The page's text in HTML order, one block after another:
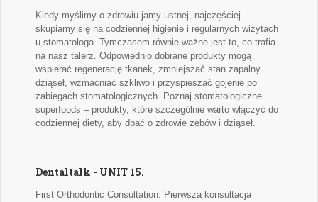
Kiedy myślimy o zdrowiu jamy ustnej, najczęściej
skupiamy się na codziennej higienie i regularnych wizytach
u stomatologa. Tymczasem równie ważne jest to, co trafia
na nasz talerz. Odpowiednio dobrane produkty mogą
wspierać regenerację tkanek, zmniejszać stan zapalny
dziąseł, wzmacniać szkliwo i przyspieszać gojenie po
zabiegach stomatologicznych. Poznaj stomatologiczne
superfoods – produkty, które szczególnie warto włączyć do
codziennej diety, aby dbać o zdrowie zębów i dziąseł.
Dentaltalk - UNIT 15.
First Orthodontic Consultation. Pierwsza konsultacja